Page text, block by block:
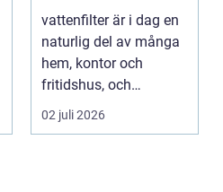
vardagen
vattenfilter är i dag en
naturlig del av många
hem, kontor och
fritidshus, och
intresset ökar för va...
02 juli 2026